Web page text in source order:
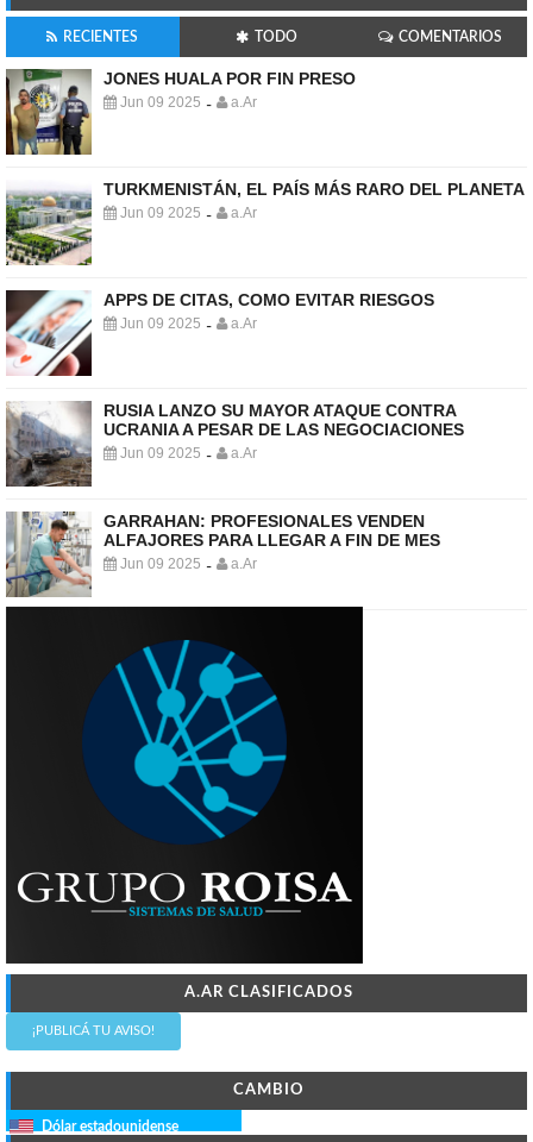
RECIENTES TODO COMENTARIOS
JONES HUALA POR FIN PRESO
Jun 09 2025 - a.Ar
TURKMENISTÁN, EL PAÍS MÁS RARO DEL PLANETA
Jun 09 2025 - a.Ar
APPS DE CITAS, COMO EVITAR RIESGOS
Jun 09 2025 - a.Ar
RUSIA LANZO SU MAYOR ATAQUE CONTRA
UCRANIA A PESAR DE LAS NEGOCIACIONES
Jun 09 2025 - a.Ar
GARRAHAN: PROFESIONALES VENDEN
ALFAJORES PARA LLEGAR A FIN DE MES
Jun 09 2025 - a.Ar
A.AR CLASIFICADOS
¡PUBLICÁ TU AVISO!
CAMBIO
Dólar estadounidense